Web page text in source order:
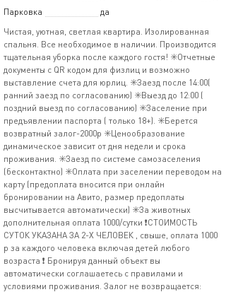
Парковка
да
Чистая, уютная, светлая квартира. Изолированная
спальня. Все необходимое в наличии. Производится
тщательная уборка после каждого гостя! ✳️Отчетные
документы с QR кодом для физлиц и возможно
выставление счета для юрлиц. ✳️Заезд после 14:00(
ранний заезд по согласованию) ✳️Выезд до 12:00 (
поздний выезд по согласованию) ✳️Заселение при
предъявлении паспорта ( только 18+). ✳️Берется
возвратный залог-2000р ✳️Ценообразование
динамическое зависит от дня недели и срока
проживания. ✳️Заезд по системе самозаселения
(бесконтактно) ✳️Оплата при заселении переводом на
карту (предоплата вносится при онлайн
бронировании на Авито, размер предоплаты
высчитывается автоматически) ✳️За животных
дополнительная оплата 1000/сутки ❗️СТОИМОСТЬ
СУТОК УКАЗАНА ЗА 2-Х ЧЕЛОВЕК , свыше, оплата 1000
р за каждого человека включая детей любого
возраста ❗️ Бронируя данный объект вы
автоматически соглашаетесь с правилами и
условиями проживания. Залог не возвращается: